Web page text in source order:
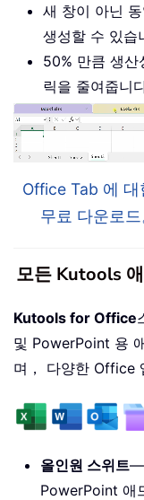
새 창이 아닌
생성할 수 있습
50% 만큼 생산
릭을 줄여줍니
Office Tab 에 대
무료 다운로드
모든 Kutools
Kutools for Office
및 PowerPoint 용
며， 다양한 Office
올인원 스위트—
PowerPoint 애